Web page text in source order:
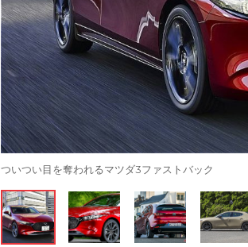
ついつい目を奪われるマツダ3ファストバック